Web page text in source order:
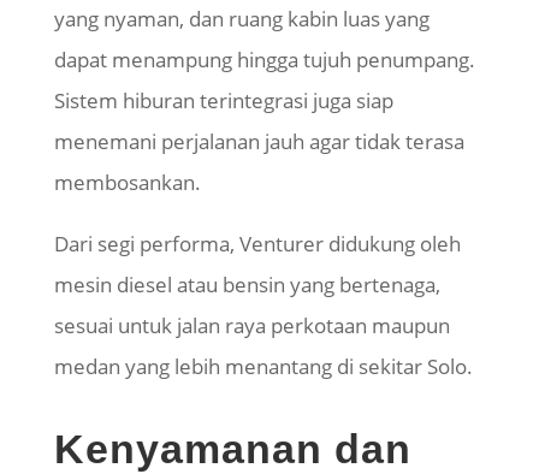
yang nyaman, dan ruang kabin luas yang
dapat menampung hingga tujuh penumpang.
Sistem hiburan terintegrasi juga siap
menemani perjalanan jauh agar tidak terasa
membosankan.
Dari segi performa, Venturer didukung oleh
mesin diesel atau bensin yang bertenaga,
sesuai untuk jalan raya perkotaan maupun
medan yang lebih menantang di sekitar Solo.
Kenyamanan dan